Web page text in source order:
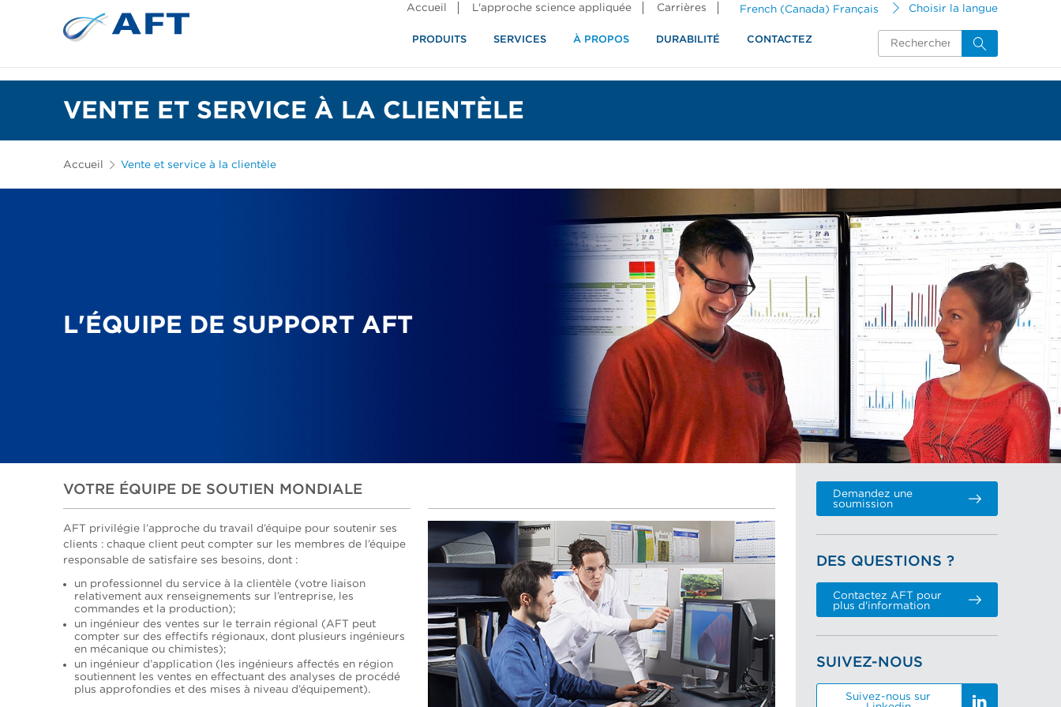
French (Canada) Français Choisir la langue
Accueil L'approche science appliquée Carrières
PRODUITS SERVICES À PROPOS DURABILITÉ CONTACTEZ
VENTE ET SERVICE À LA CLIENTÈLE
Accueil Vente et service à la clientèle
L'ÉQUIPE DE SUPPORT AFT
VOTRE ÉQUIPE DE SOUTIEN MONDIALE
AFT privilégie l’approche du travail d’équipe pour soutenir ses
clients : chaque client peut compter sur les membres de l’équipe
responsable de satisfaire ses besoins, dont :
un professionnel du service à la clientèle (votre liaison
relativement aux renseignements sur l’entreprise, les
commandes et la production);
un ingénieur des ventes sur le terrain régional (AFT peut
compter sur des effectifs régionaux, dont plusieurs ingénieurs
en mécanique ou chimistes);
un ingénieur d’application (les ingénieurs affectés en région
soutiennent les ventes en effectuant des analyses de procédé
plus approfondies et des mises à niveau d’équipement).
Demandez une
soumission
DES QUESTIONS ?
Contactez AFT pour
plus d'information
SUIVEZ-NOUS
Suivez-nous sur